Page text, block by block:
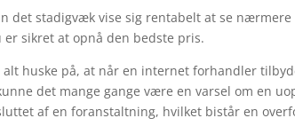
det stadigvæk vise sig rentabelt at se
er sikret at opnå den bedste pris.
huske på, at når en internet forhandler
det mange gange være en varsel om en
af en foranstaltning, hvilket bistår en